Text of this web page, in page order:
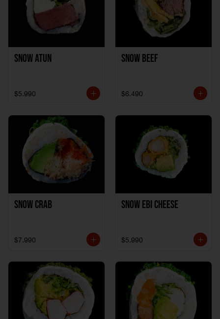
Snow Atun
$5.990
Snow Beef
$6.490
Snow Crab
$7.990
Snow Ebi Cheese
$5.990